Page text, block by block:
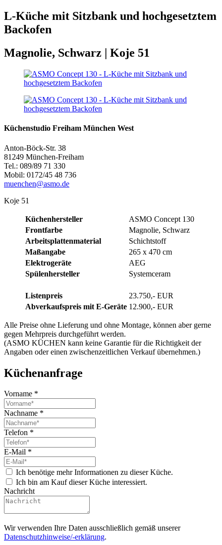
L-Küche mit Sitzbank und hochgesetztem
Backofen
Magnolie, Schwarz | Koje 51
Küchenstudio Freiham München West
Anton-Böck-Str. 38
81249 München-Freiham
Tel.: 089/89 71 330
Mobil: 0172/45 48 736
muenchen@asmo.de
Koje 51
Küchenhersteller
ASMO Concept 130
Frontfarbe
Magnolie, Schwarz
Arbeitsplattenmaterial
Schichtstoff
Maßangabe
265 x 470 cm
Elektrogeräte
AEG
Spülenhersteller
Systemceram
Listenpreis
23.750,- EUR
Abverkaufspreis mit E-Geräte 12.900,- EUR
Alle Preise ohne Lieferung und ohne Montage, können aber gerne
gegen Mehrpreis durchgeführt werden.
(ASMO KÜCHEN kann keine Garantie für die Richtigkeit der
Angaben oder einen zwischenzeitlichen Verkauf übernehmen.)
Küchenanfrage
Vorname *
Nachname *
Telefon *
E-Mail *
Ich benötige mehr Informationen zu dieser Küche.
Ich bin am Kauf dieser Küche interessiert.
Nachricht
Wir verwenden Ihre Daten ausschließlich gemäß unserer
Datenschutzhinweise/-erklärung.